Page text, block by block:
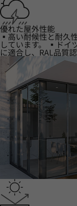
優れた屋外性能
▪高い耐候性と耐久
しています。 ▪ドイ
に適合し、RAL品質